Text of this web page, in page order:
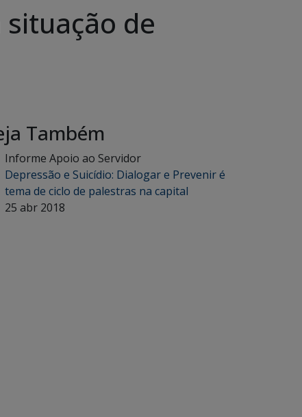
de
Também
Informe Apoio ao Servidor
Depressão e Suicídio: Dialogar e Prevenir é
tema de ciclo de palestras na capital
25 abr 2018